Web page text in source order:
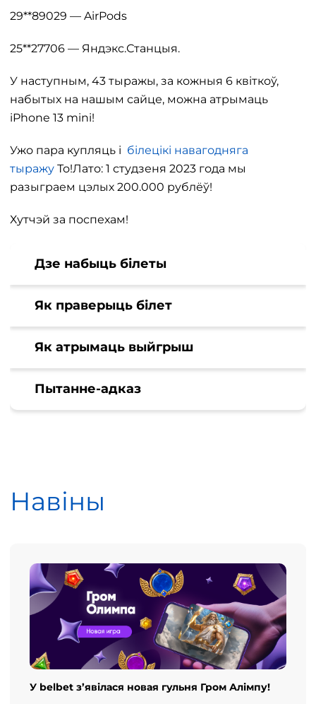
29**89029 — AirPods
25**27706 — Яндэкс.Станцыя.
У наступным, 43 тыражы, за кожныя 6 квіткоў,
набытых на нашым сайце, можна атрымаць
iPhone 13 mini!
Ужо пара купляць і білецікі навагодняга
тыражу То!Лато: 1 студзеня 2023 года мы
разыграем цэлых 200.000 рублёў!
Хутчэй за поспехам!
Дзе набыць білеты
Як праверыць білет
Як атрымаць выйгрыш
Пытанне-адказ
Навіны
У belbet з’явілася новая гульня Гром Алімпу!